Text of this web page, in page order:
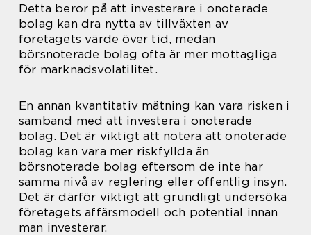
Detta beror på att investerare i onoterade
bolag kan dra nytta av tillväxten av
företagets värde över tid, medan
börsnoterade bolag ofta är mer mottagliga
för marknadsvolatilitet.
En annan kvantitativ mätning kan vara risken i
samband med att investera i onoterade
bolag. Det är viktigt att notera att onoterade
bolag kan vara mer riskfyllda än
börsnoterade bolag eftersom de inte har
samma nivå av reglering eller offentlig insyn.
Det är därför viktigt att grundligt undersöka
företagets affärsmodell och potential innan
man investerar.